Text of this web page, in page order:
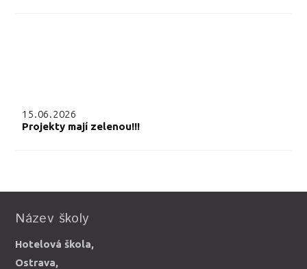
15.06.2026
Projekty mají zelenou!!!
Název školy
Hotelová škola,
Ostrava,